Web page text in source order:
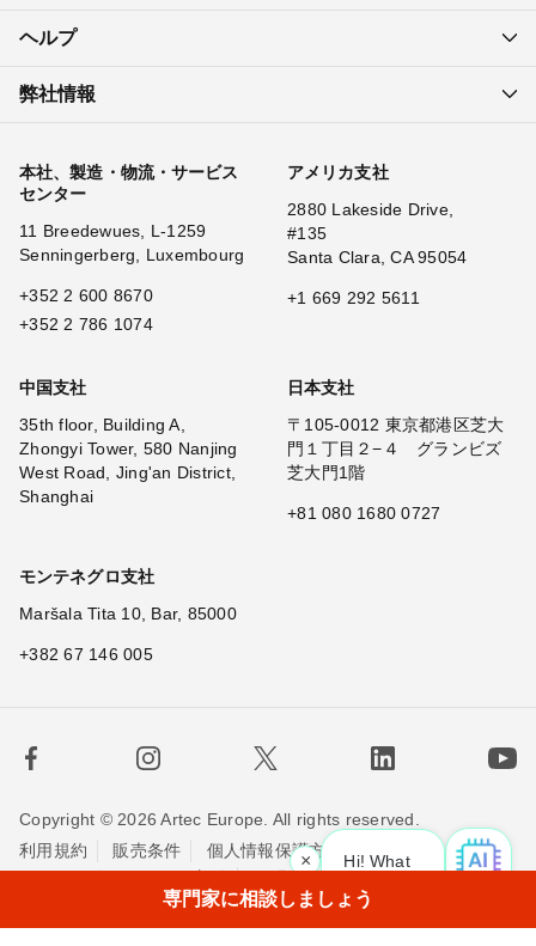
Hi! What is your re
×
ヘルプ
弊社情報
本社、製造・物流・サービス
センター
11 Breedewues, L-1259
Senningerberg, Luxembourg
+352 2 600 8670
+352 2 786 1074
アメリカ支社
2880 Lakeside Drive,
#135
Santa Clara, CA 95054
+1 669 292 5611
中国支社
35th floor, Building A,
Zhongyi Tower, 580 Nanjing
West Road, Jing'an District,
Shanghai
日本支社
〒105-0012 東京都港区芝大
門１丁目２−４ グランビズ
芝大門1階
+81 080 1680 0727
モンテネグロ支社
Maršala Tita 10, Bar, 85000
+382 67 146 005
Copyright © 2026 Artec Europe. All rights reserved.
利用規約
販売条件
個人情報保護方針
専門家に相談しましょう